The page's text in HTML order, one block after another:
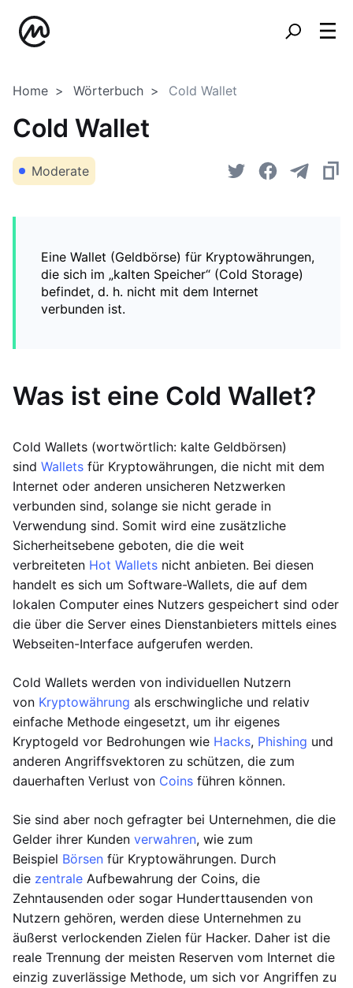
Home Wörterbuch Cold Wallet
Cold Wallet
Moderate
Eine Wallet (Geldbörse) für Kryptowährungen,
die sich im „kalten Speicher“ (Cold Storage)
befindet, d. h. nicht mit dem Internet
verbunden ist.
Was ist eine Cold Wallet?
Cold Wallets (wortwörtlich: kalte Geldbörsen)
sind Wallets für Kryptowährungen, die nicht mit dem
Internet oder anderen unsicheren Netzwerken
verbunden sind, solange sie nicht gerade in
Verwendung sind. Somit wird eine zusätzliche
Sicherheitsebene geboten, die die weit
verbreiteten Hot Wallets nicht anbieten. Bei diesen
handelt es sich um Software-Wallets, die auf dem
lokalen Computer eines Nutzers gespeichert sind oder
die über die Server eines Dienstanbieters mittels eines
Webseiten-Interface aufgerufen werden.
Cold Wallets werden von individuellen Nutzern
von Kryptowährung als erschwingliche und relativ
einfache Methode eingesetzt, um ihr eigenes
Kryptogeld vor Bedrohungen wie Hacks, Phishing und
anderen Angriffsvektoren zu schützen, die zum
dauerhaften Verlust von Coins führen können.
Sie sind aber noch gefragter bei Unternehmen, die die
Gelder ihrer Kunden verwahren, wie zum
Beispiel Börsen für Kryptowährungen. Durch
die zentrale Aufbewahrung der Coins, die
Zehntausenden oder sogar Hunderttausenden von
Nutzern gehören, werden diese Unternehmen zu
äußerst verlockenden Zielen für Hacker. Daher ist die
reale Trennung der meisten Reserven vom Internet die
einzig zuverlässige Methode, um sich vor Angriffen zu